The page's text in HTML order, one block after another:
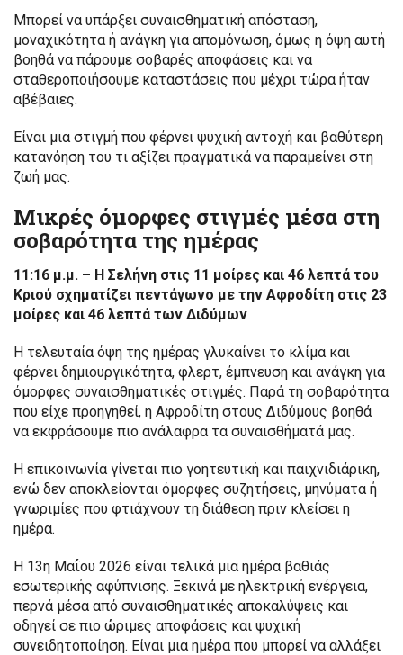
Μπορεί να υπάρξει συναισθηματική απόσταση,
μοναχικότητα ή ανάγκη για απομόνωση, όμως η όψη αυτή
βοηθά να πάρουμε σοβαρές αποφάσεις και να
σταθεροποιήσουμε καταστάσεις που μέχρι τώρα ήταν
αβέβαιες.
Είναι μια στιγμή που φέρνει ψυχική αντοχή και βαθύτερη
κατανόηση του τι αξίζει πραγματικά να παραμείνει στη
ζωή μας.
Μικρές όμορφες στιγμές μέσα στη
σοβαρότητα της ημέρας
11:16 μ.μ. – Η Σελήνη στις 11 μοίρες και 46 λεπτά του
Κριού σχηματίζει πεντάγωνο με την Αφροδίτη στις 23
μοίρες και 46 λεπτά των Διδύμων
Η τελευταία όψη της ημέρας γλυκαίνει το κλίμα και
φέρνει δημιουργικότητα, φλερτ, έμπνευση και ανάγκη για
όμορφες συναισθηματικές στιγμές. Παρά τη σοβαρότητα
που είχε προηγηθεί, η Αφροδίτη στους Διδύμους βοηθά
να εκφράσουμε πιο ανάλαφρα τα συναισθήματά μας.
Η επικοινωνία γίνεται πιο γοητευτική και παιχνιδιάρικη,
ενώ δεν αποκλείονται όμορφες συζητήσεις, μηνύματα ή
γνωριμίες που φτιάχνουν τη διάθεση πριν κλείσει η
ημέρα.
Η 13η Μαΐου 2026 είναι τελικά μια ημέρα βαθιάς
εσωτερικής αφύπνισης. Ξεκινά με ηλεκτρική ενέργεια,
περνά μέσα από συναισθηματικές αποκαλύψεις και
οδηγεί σε πιο ώριμες αποφάσεις και ψυχική
συνειδητοποίηση. Είναι μια ημέρα που μπορεί να αλλάξει